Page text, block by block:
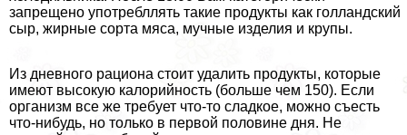
запрещено употрeбллять такие продукты как голландский
сыр, жирные сорта мяса, мучные изделия и крупы.
Из дневного рациона стоит удалить продукты, которые
имеют высокую калорийность (больше чем 150). Если
организм все же требует что-то сладкое, можно съесть
что-нибудь, но только в первой половине дня. Не